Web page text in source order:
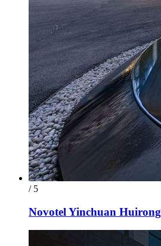
/ 5
Novotel Yinchuan Huirong